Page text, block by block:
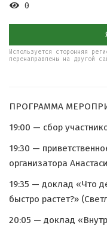
0
Используется сторонняя
перенаправлены на другой
ПРОГРАММА
19:00 — сбор
19:30 —
организатора
19:35 — доклад «Что
быстро растет?»
20:05 — доклад